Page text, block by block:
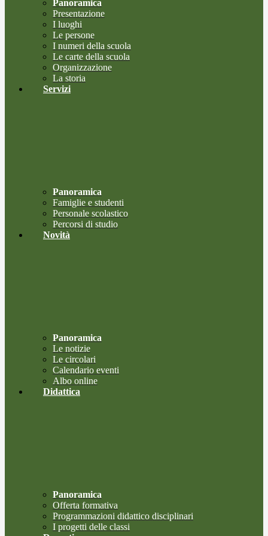
Panoramica
Presentazione
I luoghi
Le persone
I numeri della scuola
Le carte della scuola
Organizzazione
La storia
Servizi
Panoramica
Famiglie e studenti
Personale scolastico
Percorsi di studio
Novità
Panoramica
Le notizie
Le circolari
Calendario eventi
Albo online
Didattica
Panoramica
Offerta formativa
Programmazioni didattico disciplinari
I progetti delle classi